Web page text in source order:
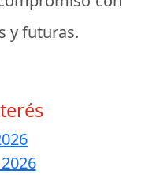
y futuras.